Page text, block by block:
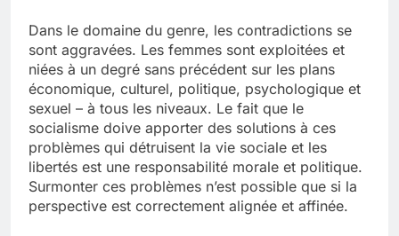
Dans le domaine du genre, les contradictions se
sont aggravées. Les femmes sont exploitées et
niées à un degré sans précédent sur les plans
économique, culturel, politique, psychologique et
sexuel – à tous les niveaux. Le fait que le
socialisme doive apporter des solutions à ces
problèmes qui détruisent la vie sociale et les
libertés est une responsabilité morale et politique.
Surmonter ces problèmes n’est possible que si la
perspective est correctement alignée et affinée.